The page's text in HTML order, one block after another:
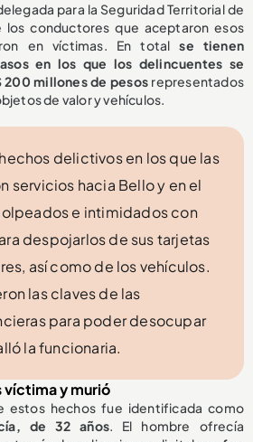
para la Seguridad Territorial de
los conductores que aceptaron esos
en víctimas. En totalse tienen
en los que los delincuentes se
200 millones de pesos representados
de valor y vehículos.
delictivos en los que las
servicios hacia Bello y en el
e intimidados con
despojarlos de sus tarjetas
así como de los vehículos.
las claves de las
para poder desocupar
la funcionaria.
víctima y murió
estos hechos fue identificada como
de 32 años. El hombre ofrecía